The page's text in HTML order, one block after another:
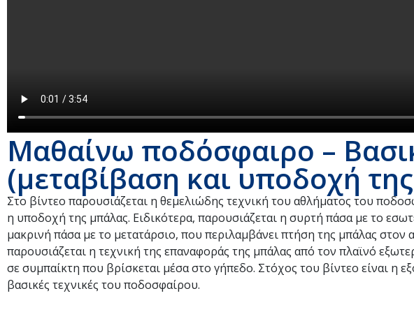
Μαθαίνω ποδόσφαιρο –
(μεταβίβαση και υποδοχή
Στο βίντεο παρουσιάζεται η θεμελιώδης τεχνική του αθλήματος του
η υποδοχή της μπάλας. Ειδικότερα, παρουσιάζεται η συρτή πάσα με το
μακρινή πάσα με το μετατάρσιο, που περιλαμβάνει πτήση της μπάλας στον
παρουσιάζεται η τεχνική της επαναφοράς της μπάλας από τον πλαϊνό
σε συμπαίκτη που βρίσκεται μέσα στο γήπεδο. Στόχος του βίντεο είναι η
βασικές τεχνικές του ποδοσφαίρου.